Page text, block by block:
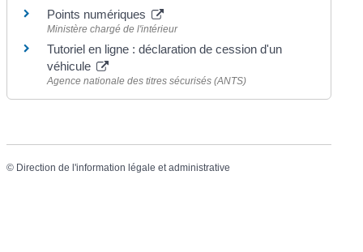
Points numériques
Ministère chargé de l'intérieur
Tutoriel en ligne : déclaration de cession d'un
véhicule
Agence nationale des titres sécurisés (ANTS)
© Direction de l'information légale et administrative